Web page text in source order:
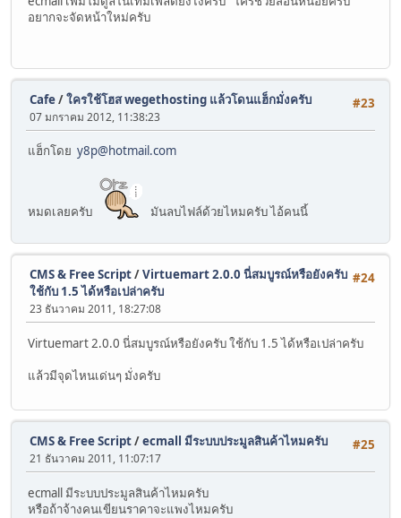
อยากจะจัดหน้าใหม่ครับ
#23
Cafe/ใครใช้โฮส wegethosting แล้วโดนแฮ็กมั่งครับ
07 มกราคม 2012, 11:38:23
แฮ็กโดย y8p@hotmail.com
หมดเลยครับ มันลบไฟล์ด้วยไหมครับ ไอ้คนนี้
#24
CMS & Free Script/Virtuemart 2.0.0 นี่สมบูรณ์หรือยังครับ
ใช้กับ 1.5 ได้หรือเปล่าครับ
23 ธันวาคม 2011, 18:27:08
Virtuemart 2.0.0 นี่สมบูรณ์หรือยังครับ ใช้กับ 1.5 ได้หรือเปล่าครับ
แล้วมีจุดไหนเด่นๆ มั่งครับ
#25
CMS & Free Script/ecmall มีระบบประมูลสินค้าไหมครับ
21 ธันวาคม 2011, 11:07:17
ecmall มีระบบประมูลสินค้าไหมครับ
หรือถ้าจ้างคนเขียนราคาจะแพงไหมครับ